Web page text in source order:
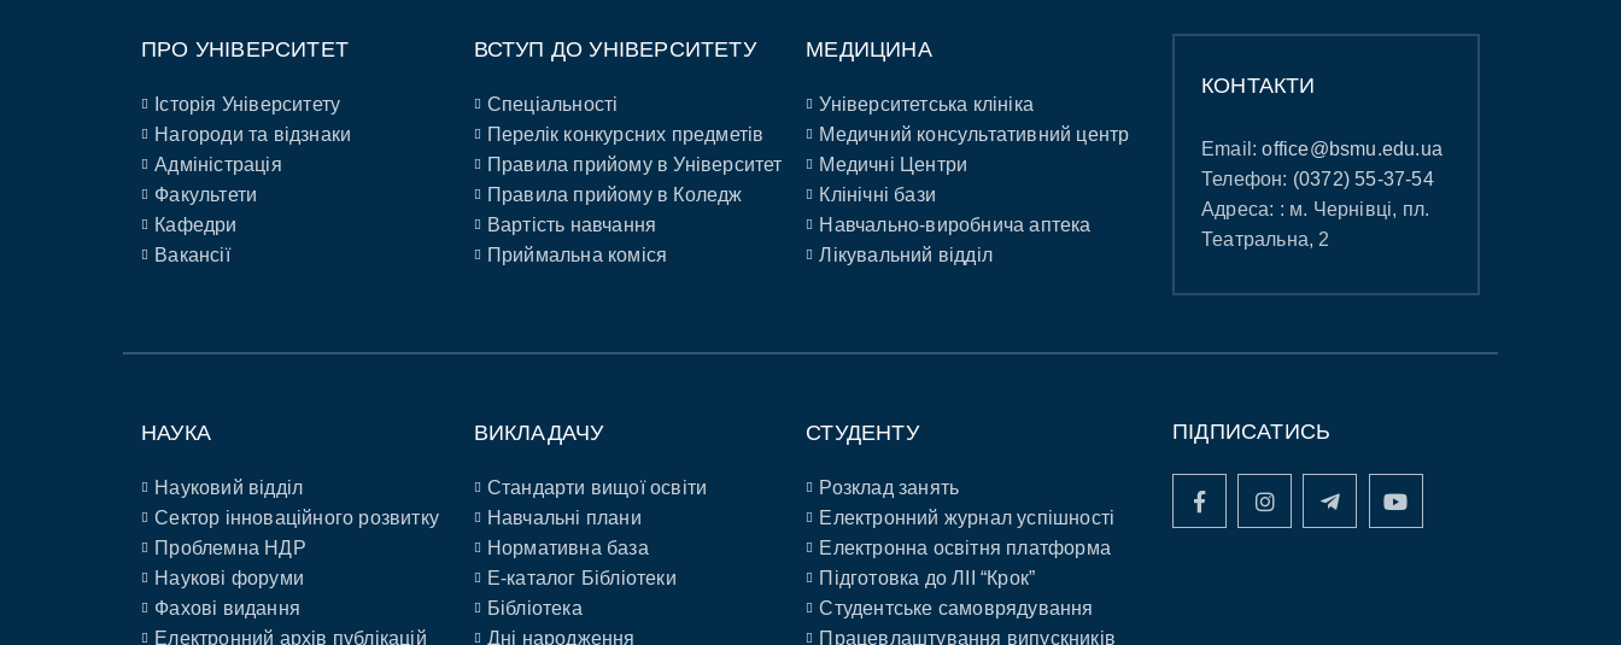
ПРО УНІВЕРСИТЕТ
Історія Університету
Нагороди та відзнаки
Адміністрація
Факультети
Кафедри
Вакансії
ВСТУП ДО УНІВЕРСИТЕТУ
Спеціальності
Перелік конкурсних предметів
Правила прийому в Університет
Правила прийому в Коледж
Вартість навчання
Приймальна коміся
МЕДИЦИНА
Університетська клініка
Медичний консультативний центр
Медичні Центри
Клінічні бази
Навчально-виробнича аптека
Лікувальний відділ
КОНТАКТИ
Email:office@bsmu.edu.ua
Телефон: (0372) 55-37-54
Адреса: : м. Чернівці, пл.
Театральна, 2
НАУКА
Науковий відділ
Сектор інноваційного розвитку
Проблемна НДР
Наукові форуми
Фахові видання
Електронний архів публікацій
ВИКЛАДАЧУ
Стандарти вищої освіти
Навчальні плани
Нормативна база
E-каталог Бібліотеки
Бібліотека
Дні народження
СТУДЕНТУ
Розклад занять
Електронний журнал успішності
Електронна освітня платформа
Підготовка до ЛІІ “Крок”
Студентське самоврядування
Працевлаштування випускників
ПІДПИСАТИСЬ